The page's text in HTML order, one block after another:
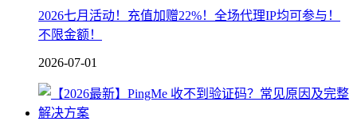
2026七月活动！充值加赠22%！全场代理IP均可参与！
不限金额！
2026-07-01